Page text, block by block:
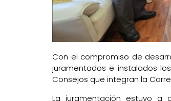
Con el compromiso de
juramentados e instalados
Consejos que integran la
La juramentación estuvo a